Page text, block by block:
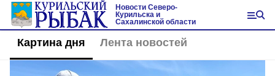
Новости Северо-
Курильска и
Сахалинской области
Картина дня Лента новостей